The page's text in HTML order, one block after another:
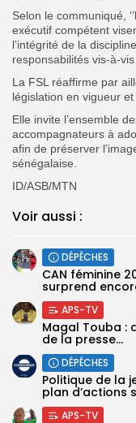
Selon le communiqué,
exécutif compétent
l’intégrité de la
responsabilités vis-à-vis
La FSL réaffirme par
législation en vigueur
Elle invite l’ensemble
accompagnateurs à
afin de préserver
sénégalaise.
ID/ASB/MTN
Voir aussi :
DÉPÊCHES
‎CAN féminine
surprend
APS-TV
Magal Touba :
de la presse...
DÉPÊCHES
Politique de la
plan d’actions
APS-TV